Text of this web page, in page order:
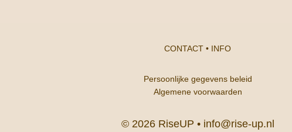
CONTACT • INFO
Persoonlijke gegevens beleid
Algemene voorwaarden
© 2026 RiseUP • info@rise-up.nl